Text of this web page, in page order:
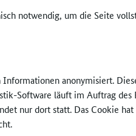
notwendig, um die Seite
anonymisiert.
Software läuft im Auftrag des
nur dort statt. Das Cookie
So haben sich Zweier-
sie in "Natur und
Rhythmus" weiter. Im
-lehrern noch eine